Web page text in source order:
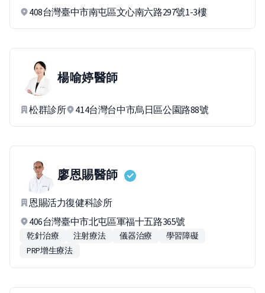
408台灣臺中市南屯區文心南六路297號1-3樓
楊喻婷醫師
松群診所 414台灣台中市烏日區公園路88號
廖恩賜醫師
恩賜活力復健科診所
406台灣臺中市北屯區軍福十五路365號
乾針治療 注射療法 儀器治療
學習障礙
PRP增生療法